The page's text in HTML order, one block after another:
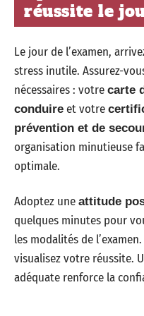
réussite le
Le jour de l’examen,
stress inutile. Assurez-
nécessaires : votre carte
conduire et votre
prévention et de
organisation minutieuse
optimale.
Adoptez une attitude
quelques minutes pour
les modalités de
visualisez votre réussite.
adéquate renforce la